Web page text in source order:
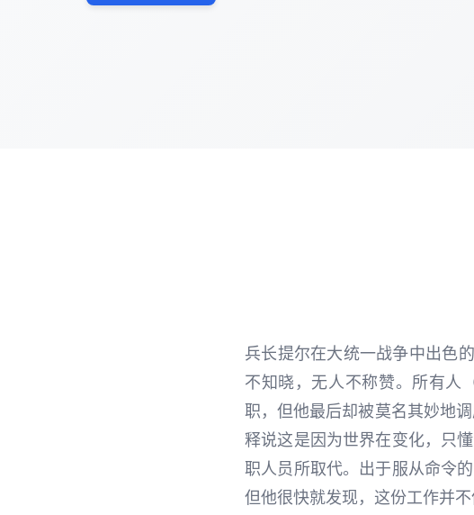
兵长提尔在大统一战争中出色
不知晓，无人不称赞。所有人
职，但他最后却被莫名其妙地
释说这是因为世界在变化，只
职人员所取代。出于服从命令
但他很快就发现，这份工作并